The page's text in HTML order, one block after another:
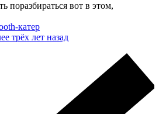
поразбираться вот в этом,
катер
трёх лет назад